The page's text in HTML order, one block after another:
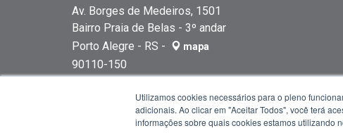
Av. Borges de Medeiros, 1501
Bairro Praia de Belas - 3º andar
Porto Alegre - RS -
mapa
90110-150
Fone:(51) 3288-5701
CNPJ: 87958641/0001-31
Horários de atendimento: das 8h30 às 12h e das
Utilizamos cookies necessários para o pleno
adicionais. Ao clicar em "Aceitar Todos", você terá
informações sobre quais cookies estamos utilizando